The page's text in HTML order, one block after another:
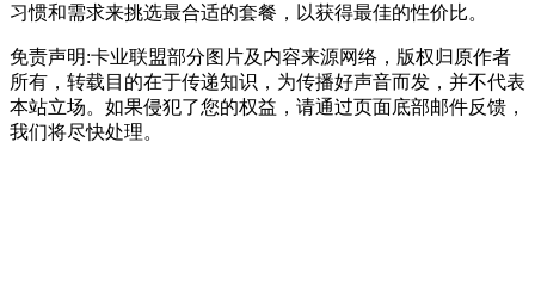
习惯和需求来挑选最合适的套餐，以获得最佳的性价比。
免责声明:卡业联盟部分图片及内容来源网络，版权归原作者
所有，转载目的在于传递知识，为传播好声音而发，并不代表
本站立场。如果侵犯了您的权益，请通过页面底部邮件反馈，
我们将尽快处理。